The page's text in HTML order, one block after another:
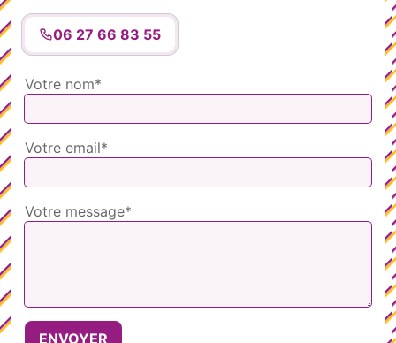
06 27 66 83 55
Votre nom*
Votre email*
Votre message*